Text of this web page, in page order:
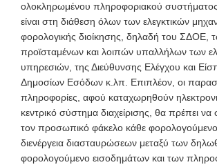
ολοκληρωμένου πληροφοριακού
είναι στη διάθεση όλων των ελεγκτικών
φορολογικής διοίκησης, δηλαδή του ΣΔΟΕ,
προϊσταμένων και λοιπών υπαλλήλων των
υπηρεσιών, της Διεύθυνσης Ελέγχου και
Δημοσίων Εσόδων κ.λπ. Επιπλέον, οι
πληροφορίες, αφού καταχωρηθούν
κεντρικό σύστημα διαχείρισης, θα πρέπει να
τον προσωπικό φάκελο κάθε
διενέργεια διασταυρώσεων μεταξύ των
φορολογούμενο εισοδημάτων και των